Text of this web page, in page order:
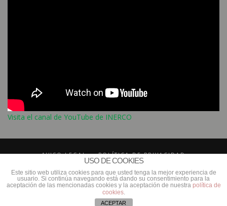
Visita el canal de YouTube de INERCO
AVISO LEGAL
POLÍTICA DE PRIVACIDAD
CANAL DE DENUNCIAS
USO DE COOKIES
Este sitio web utiliza cookies para que usted tenga la mejor experiencia de
usuario. Si continúa navegando está dando su consentimiento para la
aceptación de las mencionadas cookies y la aceptación de nuestra política de
cookies.
ACEPTAR